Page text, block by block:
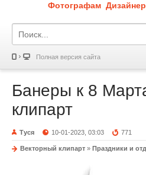
Фотографам
Полная версия сайта
Банеры к 8
клипарт
Туся 10-01-2023, 03:03 771
Векторный клипарт » Праздники и